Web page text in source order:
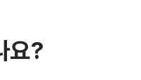
요?